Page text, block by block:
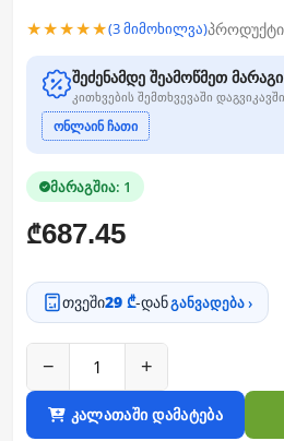
★★★★★(3 მიმოხილვა)
შეძენამდე შეამოწმეთ მარაგი
კითხვების შემთხვევაში
ონლაინ ჩათი
მარაგშია: 1
₾687.45
თვეში29 ₾-დანგანვადება ›
− +
კალათაში დამატება